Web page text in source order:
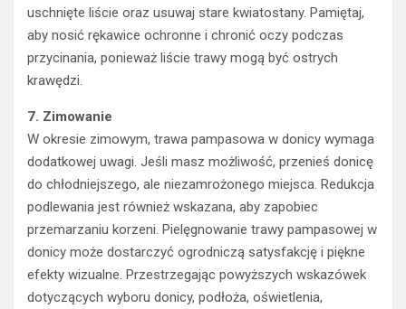
uschnięte liście oraz usuwaj stare kwiatostany. Pamiętaj,
aby nosić rękawice ochronne i chronić oczy podczas
przycinania, ponieważ liście trawy mogą być ostrych
krawędzi.
7. Zimowanie
W okresie zimowym, trawa pampasowa w donicy wymaga
dodatkowej uwagi. Jeśli masz możliwość, przenieś donicę
do chłodniejszego, ale niezamrożonego miejsca. Redukcja
podlewania jest również wskazana, aby zapobiec
przemarzaniu korzeni. Pielęgnowanie trawy pampasowej w
donicy może dostarczyć ogrodniczą satysfakcję i piękne
efekty wizualne. Przestrzegając powyższych wskazówek
dotyczących wyboru donicy, podłoża, oświetlenia,